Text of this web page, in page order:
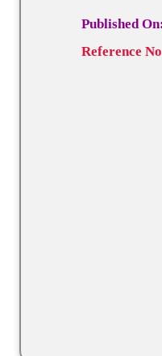
Published On:
Reference